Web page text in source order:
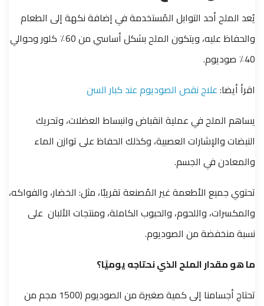
يُعد الملح أحد التوابل المُستخدمة في إضافة نكهة إلى الطعام
والحفاظ عليه، ويتكون الملح بشكل أساسي من 60٪ كلور وحوالي
40٪ صوديوم.
اقرأ أيضا:علاج نقص الصوديوم عند كبار السن
يساهم الملح في عملية انقباض وانبساط العضلات، وتحريك
النبضات والإشارات العصبية، وكذلك الحفاظ على توازن الماء
والمعادن في الجسم.
تحتوي جميع الأطعمة غير المُصنعة تقريبًا، مثل: الخضار، والفواكه،
والمكسرات، واللحوم، والحبوب الكاملة، ومنتجات الألبان على
نسبة منخفضة من الصوديوم.
ما هو مقدار الملح الذي نحتاجه يوميًا؟
تحتاج أجسامنا إلى كمية صغيرة من الصوديوم (1500 مجم من